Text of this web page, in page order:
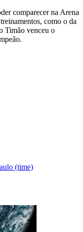
comparecer na Arena
como o da
Timão venceu o
(time)